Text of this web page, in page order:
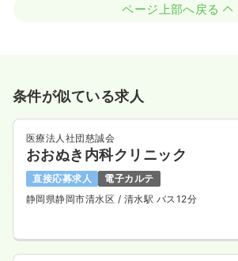
ページ上部へ戻る
条件が似ている求人
医療法人社団慈誠会
おおぬき内科クリニック
直接応募求人
電子カルテ
静岡県静岡市清水区 / 清水駅 バス12分